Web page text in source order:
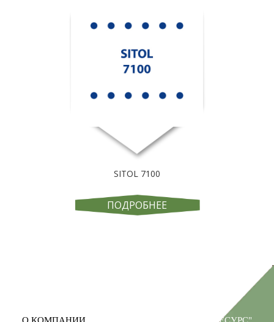
SITOL 7100
ПОДРОБНЕЕ
О КОМПАНИИ ООО "ПРОМРЕСУРС"